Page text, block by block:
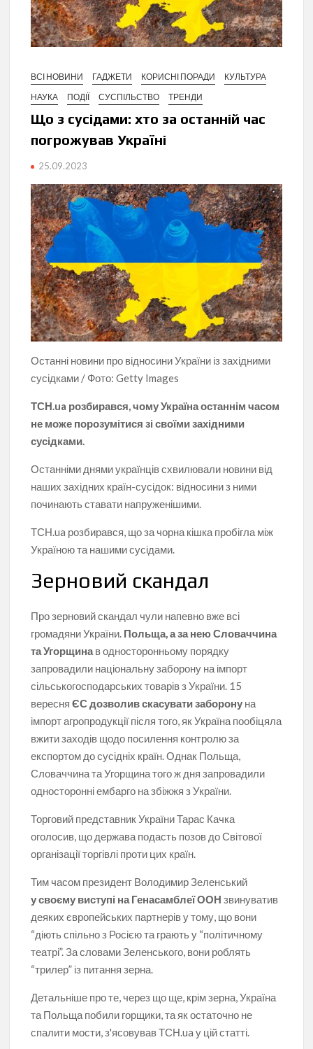
ВСІ НОВИНИ ГАДЖЕТИ КОРИСНІ ПОРАДИ
КУЛЬТУРА
НАУКА
ПОДІЇ СУСПІЛЬСТВО ТРЕНДИ
Що з сусідами: хто за останній час
погрожував Україні
25.09.2023
Останні новини про відносини України із західними
сусідками / Фото: Getty Images
ТСН.ua розбирався, чому Україна останнім часом
не може порозумітися зі своїми західними
сусідками.
Останніми днями українців схвилювали новини від
наших західних країн-сусідок: відносини з ними
починають ставати напруженішими.
ТСН.ua розбирався, що за чорна кішка пробігла між
Україною та нашими сусідами.
Зерновий скандал
Про зерновий скандал чули напевно вже всі
громадяни України. Польща, а за нею Словаччина
та Угорщина в односторонньому порядку
запровадили національну заборону на імпорт
сільськогосподарських товарів з України. 15
вересняЄС дозволив скасувати заборону на
імпорт агропродукції після того, як Україна пообіцяла
вжити заходів щодо посилення контролю за
експортом до сусідніх країн. Однак Польща,
Словаччина та Угорщина того ж дня запровадили
односторонні ембарго на збіжжя з України.
Торговий представник України Тарас Качка
оголосив, що держава подасть позов до Світової
організації торгівлі проти цих країн.
Тим часом президент Володимир Зеленський
у своєму виступі на Генасамблеї ООН звинуватив
деяких європейських партнерів у тому, що вони
“діють спільно з Росією та грають у “політичному
театрі”. За словами Зеленського, вони роблять
“трилер” із питання зерна.
Детальніше про те, через що ще, крім зерна, Україна
та Польща побили горщики, та як остаточно не
спалити мости, з'ясовував ТСН.ua у цій статті.